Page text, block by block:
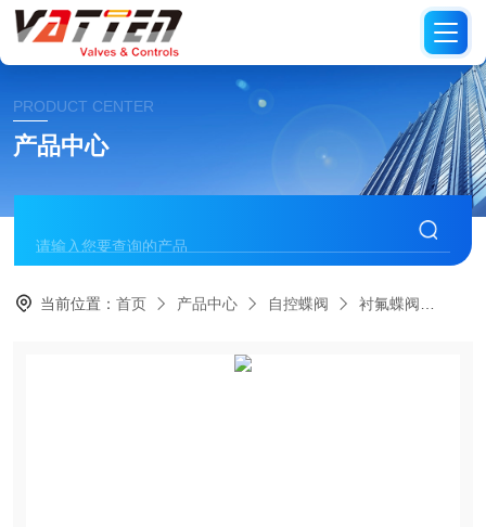
PRODUCT CENTER
产品中心
当前位置：首页 产品中心 自控蝶阀 衬氟蝶阀